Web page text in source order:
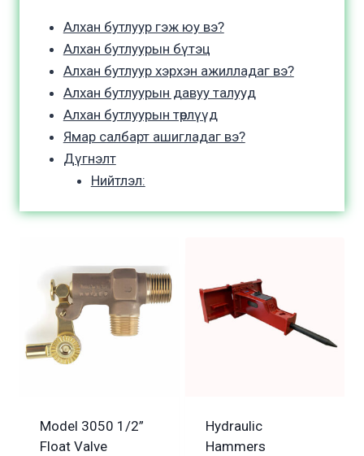
Алхан бутлуур гэж юу вэ?
Алхан бутлуурын бүтэц
Алхан бутлуур хэрхэн ажилладаг вэ?
Алхан бутлуурын давуу талууд
Алхан бутлуурын төрлүүд
Ямар салбарт ашигладаг вэ?
Дүгнэлт
Нийтлэл:
Model 3050 1/2”
Float Valve
Hydraulic
Hammers